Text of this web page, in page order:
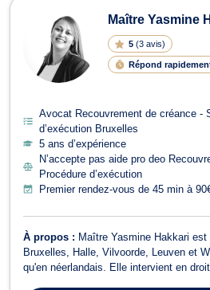
Maître Yasmine
5 (3 avis)
Répond
Avocat Recouvrement de créance -
d’exécution Bruxelles
5 ans d’expérience
N’accepte pas aide pro deo
Procédure d’exécution
Premier rendez-vous de 45 min à
À propos : Maître Yasmine Hakkari
Bruxelles, Halle, Vilvoorde, Leuven et
qu'en néerlandais. Elle intervient en